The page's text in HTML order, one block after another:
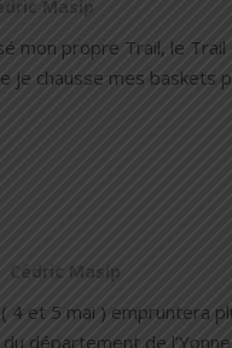
Masip
mon propre Trail, le Trail
je chausse mes baskets
Cédric Masip
4 et 5 mai ) empruntera
département de